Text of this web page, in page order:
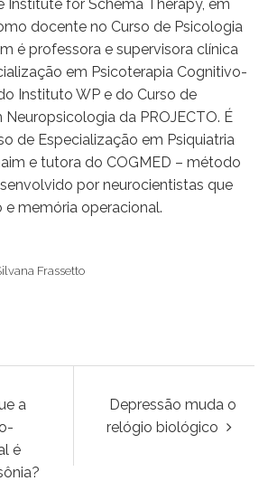
Institute for Schema Therapy, em
docente no Curso de Psicologia
é professora e supervisora clínica
em Psicoterapia Cognitivo-
Instituto WP e do Curso de
da PROJECTO. É
de Especialização em Psiquiatria
e tutora do COGMED – método
por neurocientistas que
memória operacional.
Frassetto
a
é
Depressão muda o
relógio biológico